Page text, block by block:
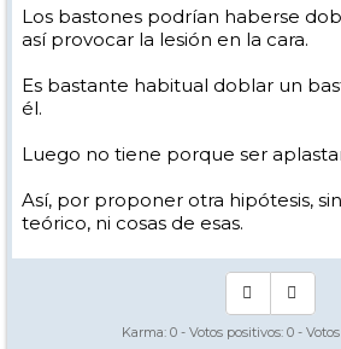
PD.2. Hace muuuchos años, esguince del
esquiador) tras caer en un salto. No llevaba
inexperto.
Los bastones podrían haberse
así provocar la lesión en la cara.
Es bastante habitual doblar un
él.
Luego no tiene porque ser
Así, por proponer otra hipótesis,
teórico, ni cosas de esas.
Karma: 0 - Votos positivos: 0 -